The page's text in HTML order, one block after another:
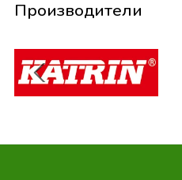
Производители